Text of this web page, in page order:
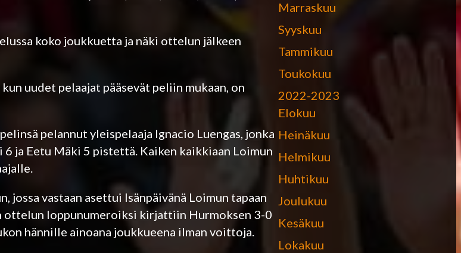
koko joukkuetta ja näki ottelun jälkeen
uudet pelaajat pääsevät peliin mukaan, on
pelannut yleispelaaja Ignacio Luengas, jonka
ja Eetu Mäki 5 pistettä. Kaiken kaikkiaan Loimun
jossa vastaan asettui Isänpäivänä Loimun tapaan
loppunumeroiksi kirjattiin Hurmoksen 3-0
hännille ainoana joukkueena ilman voittoja.
Marraskuu
Syyskuu
Tammikuu
Toukokuu
2022-2023
Elokuu
Heinäkuu
Helmikuu
Huhtikuu
Joulukuu
Kesäkuu
Lokakuu